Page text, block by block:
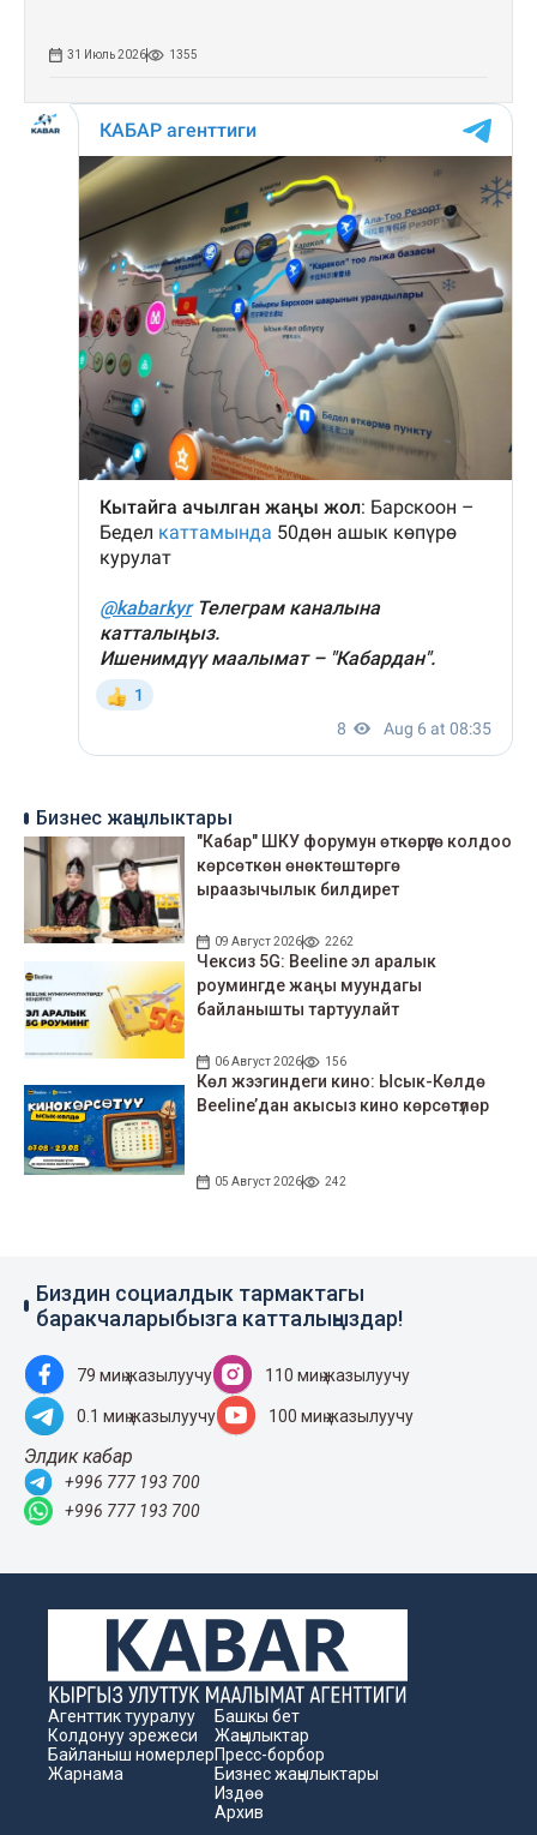
31 Июль 2026 1355
Бизнес жаңылыктары
"Кабар" ШКУ форумун өткөрүүгө колдоо
көрсөткөн өнөктөштөргө
ыраазычылык билдирет
09 Август 2026 2262
Чексиз 5G: Beeline эл аралык
роумингде жаңы муундагы
байланышты тартуулайт
06 Август 2026 156
Көл жээгиндеги кино: Ысык-Көлдө
Beeline’дан акысыз кино көрсөтүлөр
05 Август 2026 242
Биздин социалдык тармактагы
баракчаларыбызга катталыңыздар!
79 миң жазылуучу 110 миң жазылуучу
0.1 миң жазылуучу 100 миң жазылуучу
Элдик кабар
+996 777 193 700
+996 777 193 700
Агенттик тууралуу
Колдонуу эрежеси
Байланыш номерлер
Жарнама
Башкы бет
Жаңылыктар
Пресс-борбор
Бизнес жаңылыктары
Издөө
Архив